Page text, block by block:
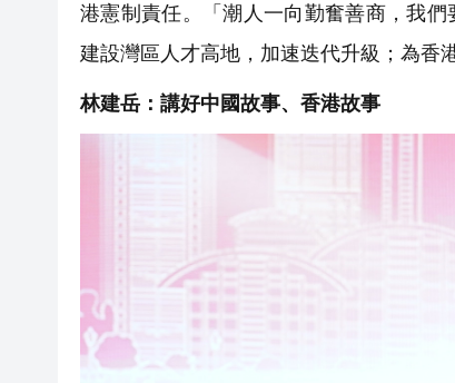
港憲制責任。「潮人一向勤奮善商，我
建設灣區人才高地，加速迭代升級；為香
林建岳：講好中國故事、香港故事